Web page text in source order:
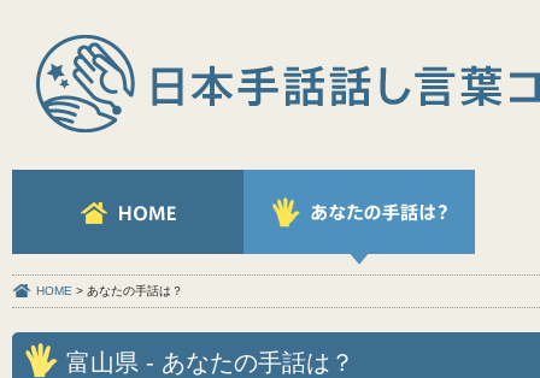
HOME > あなたの手話は？
富山県 - あなたの手話は？